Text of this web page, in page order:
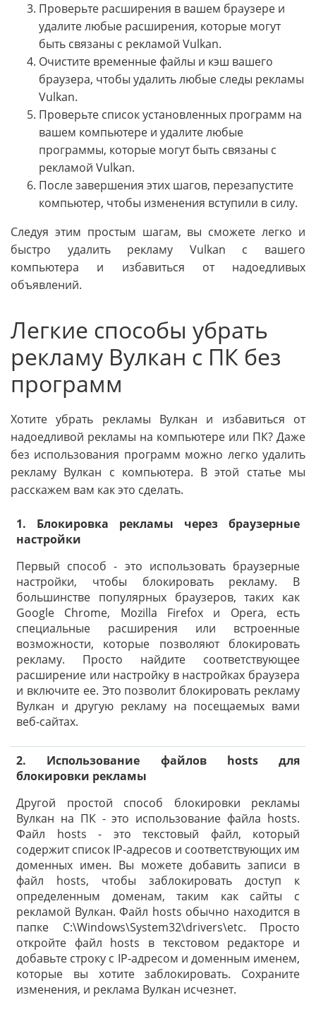
Проверьте расширения в вашем браузере и
удалите любые расширения, которые могут
быть связаны с рекламой Vulkan.
Очистите временные файлы и кэш вашего
браузера, чтобы удалить любые следы рекламы
Vulkan.
Проверьте список установленных программ на
вашем компьютере и удалите любые
программы, которые могут быть связаны с
рекламой Vulkan.
После завершения этих шагов, перезапустите
компьютер, чтобы изменения вступили в силу.
Следуя этим простым шагам, вы сможете легко и
быстро удалить рекламу Vulkan с вашего
компьютера и избавиться от надоедливых
объявлений.
Легкие способы убрать
рекламу Вулкан с ПК без
программ
Хотите убрать рекламы Вулкан и избавиться от
надоедливой рекламы на компьютере или ПК? Даже
без использования программ можно легко удалить
рекламу Вулкан с компьютера. В этой статье мы
расскажем вам как это сделать.
1. Блокировка рекламы через браузерные
настройки
Первый способ - это использовать браузерные
настройки, чтобы блокировать рекламу. В
большинстве популярных браузеров, таких как
Google Chrome, Mozilla Firefox и Opera, есть
специальные расширения или встроенные
возможности, которые позволяют блокировать
рекламу. Просто найдите соответствующее
расширение или настройку в настройках браузера
и включите ее. Это позволит блокировать рекламу
Вулкан и другую рекламу на посещаемых вами
веб-сайтах.
2. Использование файлов hosts для
блокировки рекламы
Другой простой способ блокировки рекламы
Вулкан на ПК - это использование файла hosts.
Файл hosts - это текстовый файл, который
содержит список IP-адресов и соответствующих им
доменных имен. Вы можете добавить записи в
файл hosts, чтобы заблокировать доступ к
определенным доменам, таким как сайты с
рекламой Вулкан. Файл hosts обычно находится в
папке C:\Windows\System32\drivers\etc. Просто
откройте файл hosts в текстовом редакторе и
добавьте строку с IP-адресом и доменным именем,
которые вы хотите заблокировать. Сохраните
изменения, и реклама Вулкан исчезнет.